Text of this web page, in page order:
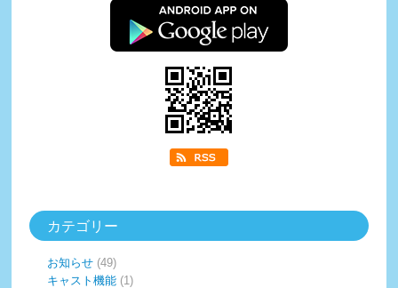
カテゴリー
お知らせ (49)
キャスト機能 (1)